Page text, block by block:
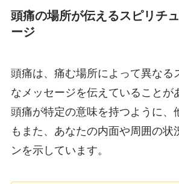
頭痛の場所が伝えるスピリチ
ージ
頭痛は、痛む場所によって異なる
なメッセージを伝えていることが
頭痛が特定の意味を持つように、
もまた、あなたの内面や周囲の状
ンを示しています。